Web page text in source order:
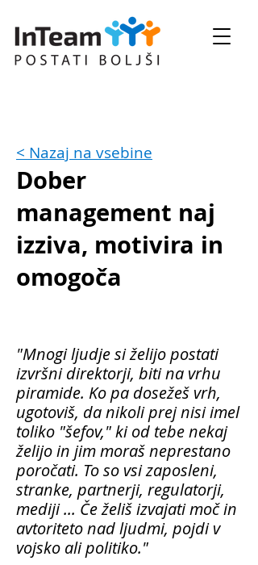
< Nazaj na vsebine
Dober
management naj
izziva, motivira in
omogoča
"Mnogi ljudje si želijo postati
izvršni direktorji, biti na vrhu
piramide. Ko pa dosežeš vrh,
ugotoviš, da nikoli prej nisi imel
toliko "šefov," ki od tebe nekaj
želijo in jim moraš neprestano
poročati. To so vsi zaposleni,
stranke, partnerji, regulatorji,
mediji ... Če želiš izvajati moč in
avtoriteto nad ljudmi, pojdi v
vojsko ali politiko."